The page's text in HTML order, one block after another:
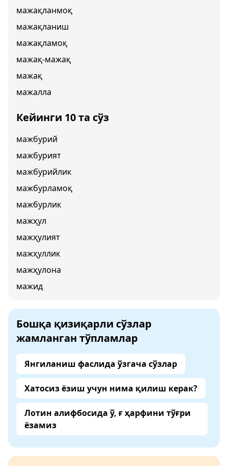
мажақланмоқ
мажақланиш
мажақламоқ
мажақ-мажақ
мажақ
мажалла
Кейинги 10 та сўз
мажбурий
мажбурият
мажбурийлик
мажбурламоқ
мажбурлик
мажҳул
мажҳулият
мажҳуллик
мажҳулона
мажид
Бошқа қизиқарли сўзлар
жамланган тўпламлар
Янгиланиш фаслида ўзгача сўзлар
Хатосиз ёзиш учун нима қилиш керак?
Лотин алифбосида ў, ғ ҳарфини тўғри
ёзамиз